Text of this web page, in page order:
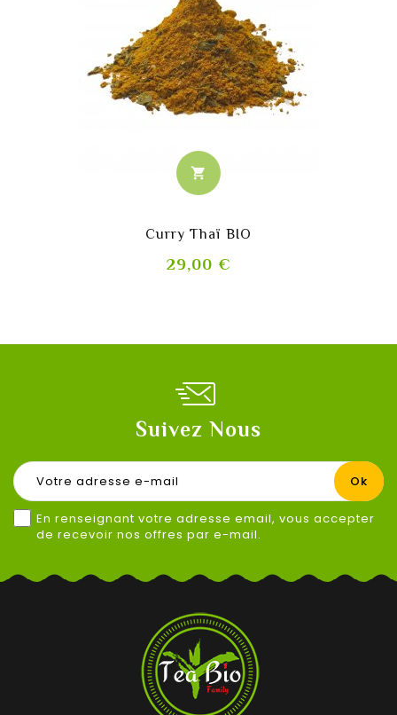
shopping_cart
Curry Thaï BIO
29,00 €
Suivez Nous
En renseignant votre adresse email, vous accepter
de recevoir nos offres par e-mail.